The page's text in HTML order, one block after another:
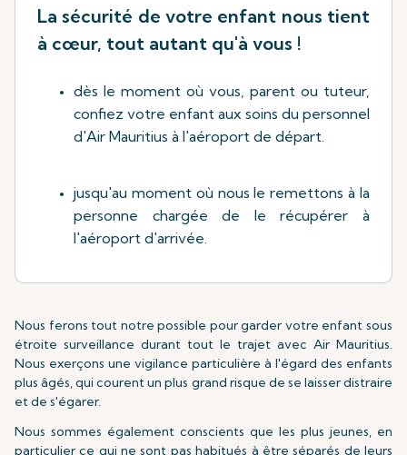
La sécurité de votre enfant nous tient
à cœur, tout autant qu'à vous !
dès le moment où vous, parent ou tuteur,
confiez votre enfant aux soins du personnel
d'Air Mauritius à l'aéroport de départ.
jusqu'au moment où nous le remettons à la
personne chargée de le récupérer à
l'aéroport d'arrivée.
Nous ferons tout notre possible pour garder votre enfant sous
étroite surveillance durant tout le trajet avec Air Mauritius.
Nous exerçons une vigilance particulière à l'égard des enfants
plus âgés, qui courent un plus grand risque de se laisser distraire
et de s'égarer.
Nous sommes également conscients que les plus jeunes, en
particulier ce qui ne sont pas habitués à être séparés de leurs